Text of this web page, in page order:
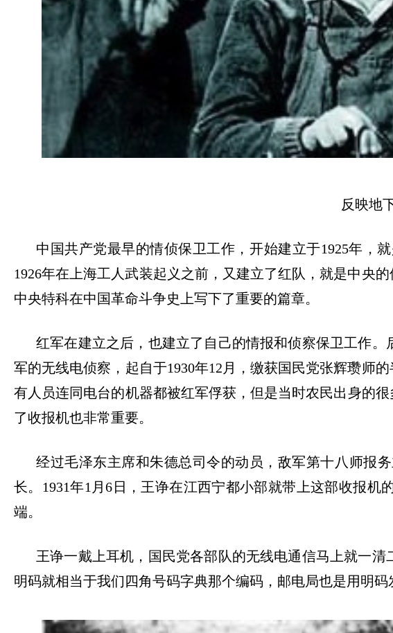
反映地
中国共产党最早的情侦保卫工作，开始建立于1925年，
1926年在上海工人武装起义之前，又建立了红队，就是中央的
中央特科在中国革命斗争史上写下了重要的篇章。
红军在建立之后，也建立了自己的情报和侦察保卫工作
军的无线电侦察，起自于1930年12 月，缴获国民党张辉瓒师
有人员连同电台的机器都被红军俘获，但是当时农民出身的
了收报机也非常重要。
经过毛泽东主席和朱德总司令的动员，敌军第十八师报
长。 1931年1 月6 日，王诤在江西宁都小部就带上这部收报机
端。
王诤一戴上耳机，国民党各部队的无线电通信马上就一
明码就相当于我们四角号码字典那个编码，邮电局也是用明码